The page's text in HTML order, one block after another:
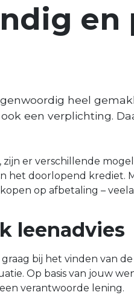
en
heel
een verplichting.
zijn er verschillende
het doorlopend krediet.
op afbetaling –
leenadvies
bij het vinden van
Op basis van jouw
verantwoorde lening.